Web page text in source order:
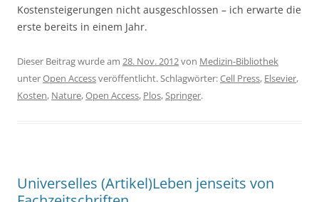
Kostensteigerungen nicht ausgeschlossen – ich erwarte die
erste bereits in einem Jahr.
Dieser Beitrag wurde am 28. Nov. 2012von Medizin-Bibliothek
unterOpen Accessveröffentlicht. Schlagwörter:Cell Press, Elsevier,
Kosten, Nature,Open Access, Plos,Springer.
Universelles (Artikel)Leben jenseits von